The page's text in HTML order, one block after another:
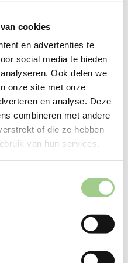
cookies
en advertenties te
social media te bieden
Ook delen we
onze site met onze
en analyse. Deze
combineren met andere
of die ze hebben
van hun services.
uit, iets waar ze
speelt een
Van haar
ze veel vrijheid.
vertrouwen in
enorm.”
steun bij haar ouders en
blijven motiveren.